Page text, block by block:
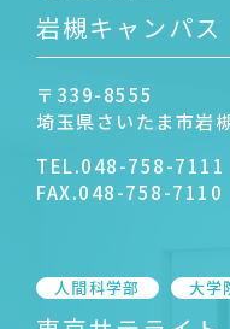
岩槻キャンパス
〒339-8555
埼玉県さいたま市岩
TEL.048-758-7111
FAX.048-758-7110
人間科学部 大学